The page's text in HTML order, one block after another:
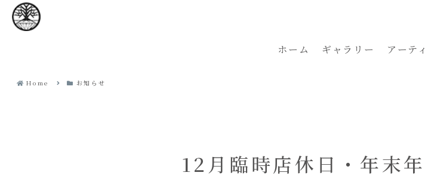
ホーム ギャラリー アーテ
Home お知らせ
12月臨時店休日・年末